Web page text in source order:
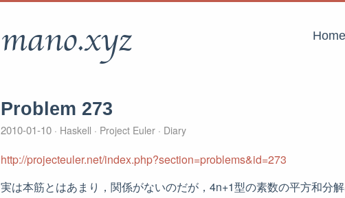
mano.xyz Home
Problem 273
2010-01-10 Haskell Project Euler Diary
http://projecteuler.net/index.php?section=problems&id=273
実は本筋とはあまり，関係がないのだが，4n+1型の素数の平方和分